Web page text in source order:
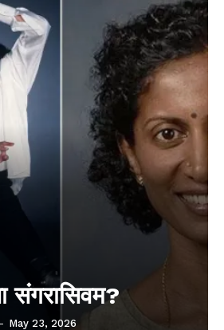
संगरासिवम?
- May 23, 2026